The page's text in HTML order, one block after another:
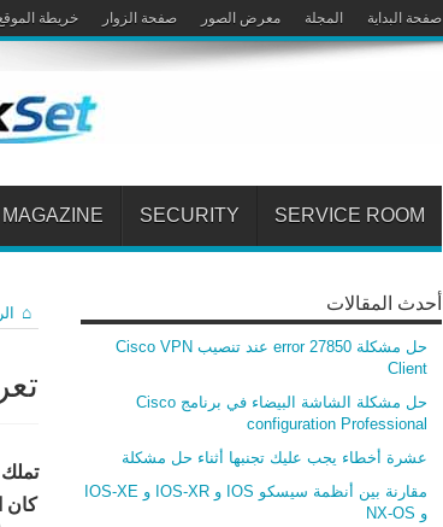
صفحة البداية المجلة معرض الصور صفحة الزوار خريطة
SERVICE ROOM
SECURITY
MAGAZINE
كان
أحدث المقالات
حل مشكلة error 27850 عند تنصيب Cisco VPN
Client
حل مشكلة الشاشة البيضاء في برنامج Cisco
configuration Professional
عشرة أخطاء يجب عليك تجنبها أثناء حل مشكلة
مقارنة بين أنظمة سيسكو IOS و IOS-XR و IOS-XE
و NX-OS